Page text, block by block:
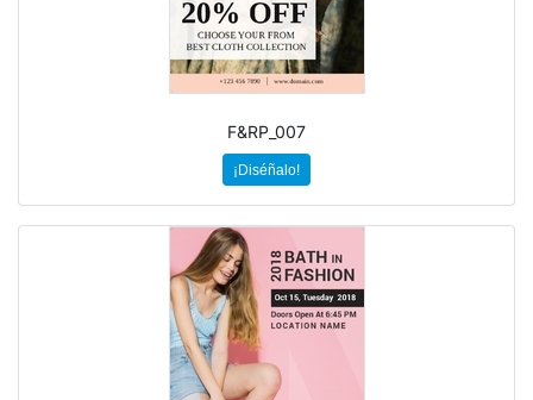
F&RP_007
¡Diséñalo!